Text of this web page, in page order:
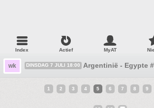
Index Actief MyAT
wk DINSDAG 7 JULI 18:00 Argentinië - Egypte
1 2 3 4 5 6 7 8 9